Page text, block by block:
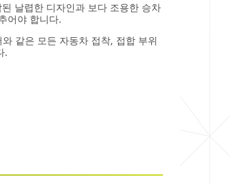
날렵한 디자인과 보다 조용한 승차
어야 합니다.
같은 모든 자동차 접착, 접합 부위
.